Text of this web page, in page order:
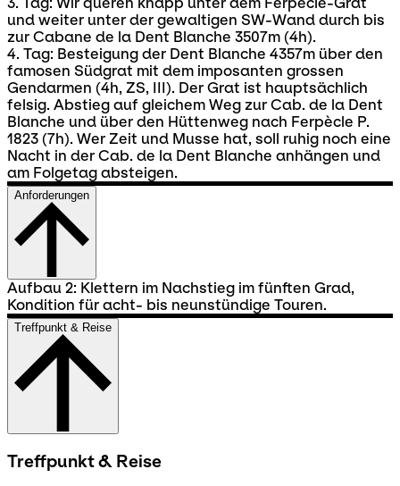
und weiter unter der gewaltigen SW-Wand durch bis
zur Cabane de la Dent Blanche 3507m (4h).
4. Tag: Besteigung der Dent Blanche 4357m über den
famosen Südgrat mit dem imposanten grossen
Gendarmen (4h, ZS, III). Der Grat ist hauptsächlich
felsig. Abstieg auf gleichem Weg zur Cab. de la Dent
Blanche und über den Hüttenweg nach Ferpècle P.
1823 (7h). Wer Zeit und Musse hat, soll ruhig noch eine
Nacht in der Cab. de la Dent Blanche anhängen und
am Folgetag absteigen.
Anforderungen
Aufbau 2: Klettern im Nachstieg im fünften Grad,
Kondition für acht- bis neunstündige Touren.
Treffpunkt & Reise
Treffpunkt & Reise